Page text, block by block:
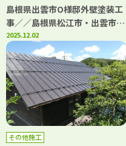
島根県出雲市O様邸外壁塗装工
事／／島根県松江市・出雲市・
大田市・雲南市・鳥取県米子
市・境港市の「きじま塗装」
2025.12.02
その他施工